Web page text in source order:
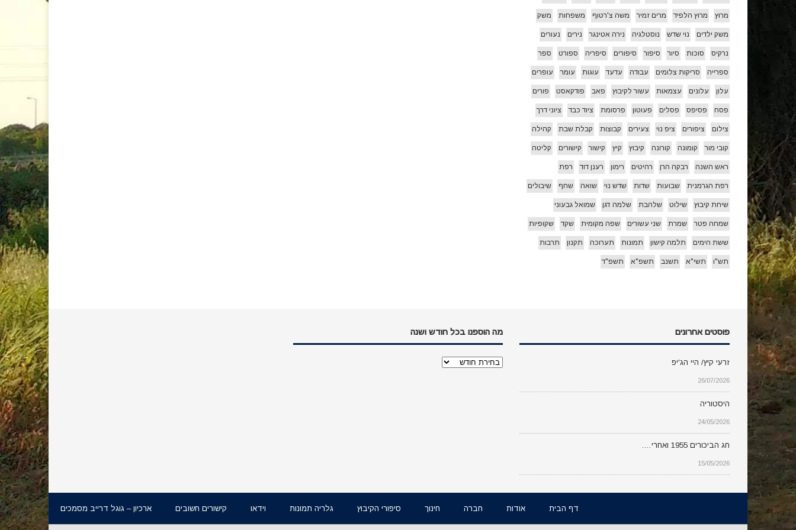
מרוץ מרוץ הלפיד מרים זמיר משה צ'רטוף משפחות משק
משק ילדים נוי שדש נוסטלגיה נירה אטינגר נירים נעורים
נרקיס סוכות סיור סיפור סיפורים סיפריה ספורט ספר
ספרייה סריקות צלומים עבודה עדעד עוגות עומר עופרים
עלון עלונים עצמאות עשור לקיבוץ פאב פודקאסט פורים
פסח פסיפס פסלים פעוטון פרסומת ציוד כבד ציוני דרך
צילום ציפורים ציפ נוי צעירים קבוצות קבלת שבת קהילה
קובי מור קומונה קורונה קיבוץ קיץ קישור קישורים קליטה
ראש השנה רבקה הרן רהיטים רימון רענן דוד רפת
רפת הגרמנית שבועות שדות שדש נוי שואה שחף שיבולים
שיחת קיבוץ שילוט שלהבת שלמה דגן שמואל גבעוני
שמחה פטר שמרת שני עשורים שפה מקומית שקד שקופיות
ששת הימים תלמה קישון תמונות תערוכה תקנון תרבות
תש"ו תשי"א תשנב תשפ"א תשפ"ד
פוסטים אחרונים
זרעי קיץ/ היי הג'יפ
26/07/2026
היסטוריה
24/05/2026
חג הביכורים 1955 ואחרי….
15/05/2026
מה הוספנו בכל חודש ושנה
מה
דף הבית אודות חברה חינוך סיפורי הקיבוץ גלריה תמונות וידאו קישורים חשובים ארכיון – גוגל דרייב מסמכים